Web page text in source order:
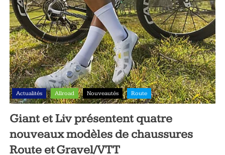
Actualités Allroad Nouveautés Route
Giant et Liv présentent quatre
nouveaux modèles de chaussures
Route et Gravel/VTT